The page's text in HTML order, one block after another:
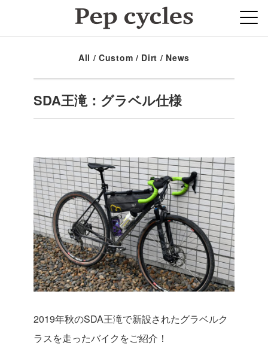
All /Custom / Dirt / News
SDA王滝：グラベル仕様
2019年秋のSDA王滝で新設されたグラベルク
ラスを走ったバイクをご紹介！